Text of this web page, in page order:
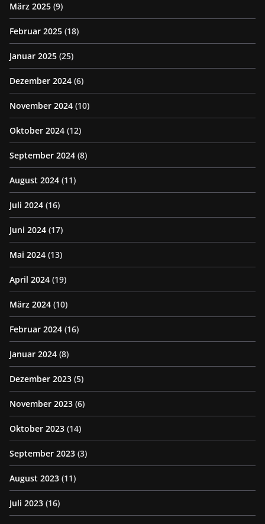
März 2025 (9)
Februar 2025 (18)
Januar 2025 (25)
Dezember 2024 (6)
November 2024 (10)
Oktober 2024 (12)
September 2024 (8)
August 2024 (11)
Juli 2024 (16)
Juni 2024 (17)
Mai 2024 (13)
April 2024 (19)
März 2024 (10)
Februar 2024 (16)
Januar 2024 (8)
Dezember 2023 (5)
November 2023 (6)
Oktober 2023 (14)
September 2023 (3)
August 2023 (11)
Juli 2023 (16)